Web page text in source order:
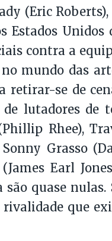
(Eric
Estados
contra a
no mundo das
retirar-se de
lutadores de
Rhee),
Grasso
Earl
são quase
que